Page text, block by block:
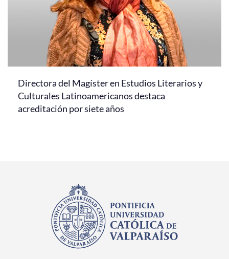
Directora del Magíster en Estudios Literarios y
Culturales Latinoamericanos destaca
acreditación por siete años